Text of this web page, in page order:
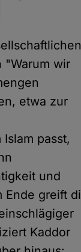
"Warum wir
etwa zur
passt,
und
Ende greift
Kaddor